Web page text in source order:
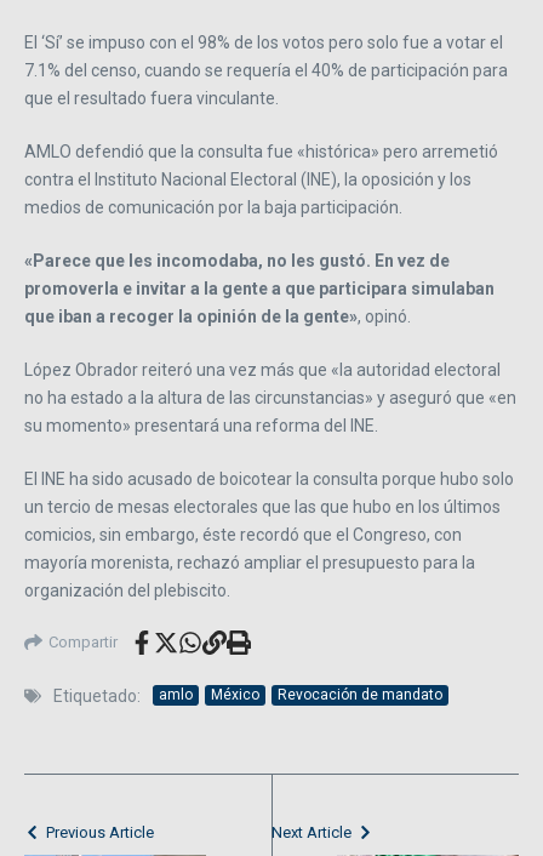
El ‘Sí’ se impuso con el 98% de los votos pero solo fue a votar el
7.1% del censo, cuando se requería el 40% de participación para
que el resultado fuera vinculante.
AMLO defendió que la consulta fue «histórica» pero arremetió
contra el Instituto Nacional Electoral (INE), la oposición y los
medios de comunicación por la baja participación.
«Parece que les incomodaba, no les gustó. En vez de
promoverla e invitar a la gente a que participara simulaban
que iban a recoger la opinión de la gente», opinó.
López Obrador reiteró una vez más que «la autoridad electoral
no ha estado a la altura de las circunstancias» y aseguró que «en
su momento» presentará una reforma del INE.
El INE ha sido acusado de boicotear la consulta porque hubo solo
un tercio de mesas electorales que las que hubo en los últimos
comicios, sin embargo, éste recordó que el Congreso, con
mayoría morenista, rechazó ampliar el presupuesto para la
organización del plebiscito.
Compartir
Etiquetado: amlo México Revocación de mandato
Previous Article Next Article